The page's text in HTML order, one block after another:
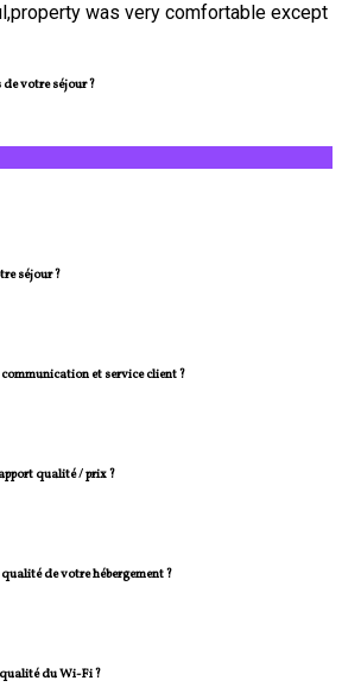
was very comfortable except
votre séjour ?
séjour ?
et service client ?
qualité / prix ?
de votre hébergement ?
du Wi-Fi ?